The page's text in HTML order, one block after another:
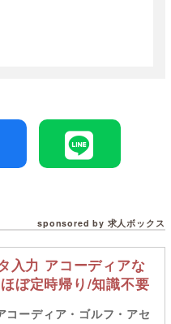
sponsored by 求人ボックス
入力 アコーディアな
ぼ定時帰り/知識不要
ーディア・ゴルフ・アセ